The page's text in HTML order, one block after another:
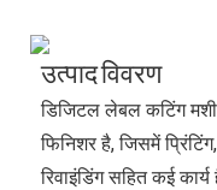
उत्पाद विवरण
डिजिटल लेबल कटिंग
फिनिशर है, जिसमें
रिवाइंडिंग सहित कई